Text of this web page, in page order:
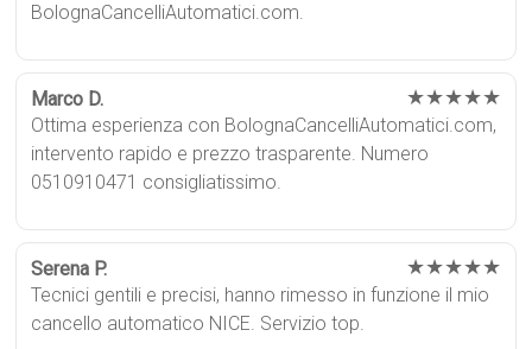
BolognaCancelliAutomatici.com.
Marco D. ★★★★★
Ottima esperienza con BolognaCancelliAutomatici.com,
intervento rapido e prezzo trasparente. Numero
0510910471 consigliatissimo.
Serena P. ★★★★★
Tecnici gentili e precisi, hanno rimesso in funzione il mio
cancello automatico NICE. Servizio top.